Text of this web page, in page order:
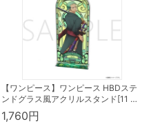
【ワンピース】ワンピース HBDステ
ンドグラス風アクリルスタンド[11 …
1,760円